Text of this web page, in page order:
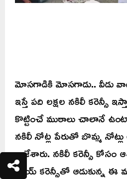
మోసగాడికి మోసగాడు.. వీడు
ఇస్తే పది లక్షల నకిలీ కరెన్సీ
కొట్టించే ముఠాలు చాలానే
నకిలీ నోట్ల పేరుతో బొమ్మ నోట్లు
కాజేశారు. నకిలీ కరెన్సీ కోసం
టాయ్ కరెన్సీతో ఆడుకున్న ఈ